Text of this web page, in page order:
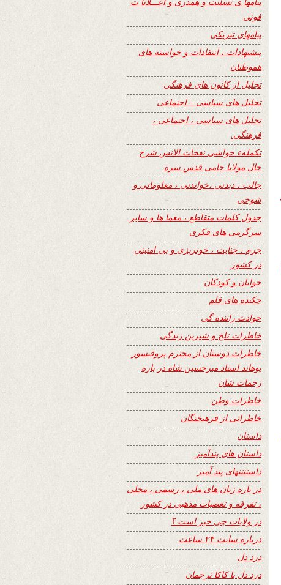
فوتی
پیامهای تبریکی
پیشنهادات ، انتقادات و خواسته های
هموطنان
تجلیل از کانون های فرهنگی
تحلیل های سیاسی – اجتماعی
تحلیل های سیاسی ، اجتماعی ،
فرهنگی.
تکملهء حواشی نفحات الانس شرح
حال مولانا جامی قدس سره
جالب ، دیدنی ،خواندنی ، معلوماتی و
شوخی
جدول کلمات متقاطع ، معما ها و سایر
سرگرمی های فکری
جرم ، جنایت ، خونریزی و بی امنیتی
در کشور
جوانان و کودکان
چکیده های قلم
حوادث راننده گی
خاطرات تلخ و شیرین زندگی
خاطرات دوستان از محترم پروفیسور
پوهاند استاد میرحسین شاه در باره
زحمات شان
خاطرات وطن
خاطراتی از فرهیختگان
داستان
داستان های پندآمیز
داستنتنهای پند آمیز
در باره زبان های ملی ، رسمی ، محلی
، تفرقه و تعصبات مذهبی در کشور
در ولایات چی خبر است ؟
درباره سایت ۲۴ ساعت
درد دل
درد دل با کاکا ترجمان